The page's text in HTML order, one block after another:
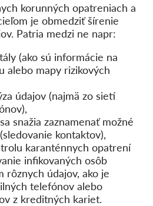
korunných opatreniach a
je obmedziť šírenie
Patria medzi ne napr:
(ako sú informácie na
alebo mapy rizikových
údajov (najmä zo sietí
snažia zaznamenať možné
kontaktov),
karanténnych opatrení
infikovaných osôb
rôznych údajov, ako je
telefónov alebo
z kreditných kariet.